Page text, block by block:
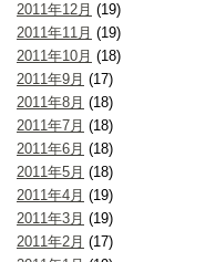
2011年12月 (19)
2011年11月 (19)
2011年10月 (18)
2011年9月 (17)
2011年8月 (18)
2011年7月 (18)
2011年6月 (18)
2011年5月 (18)
2011年4月 (19)
2011年3月 (19)
2011年2月 (17)